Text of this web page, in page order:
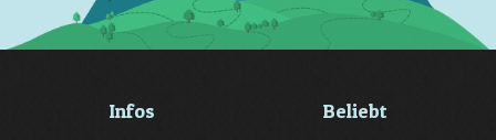
Infos Beliebt